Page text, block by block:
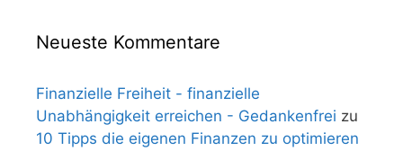
Neueste Kommentare
Finanzielle Freiheit - finanzielle
Unabhängigkeit erreichen - Gedankenfrei zu
10 Tipps die eigenen Finanzen zu optimieren